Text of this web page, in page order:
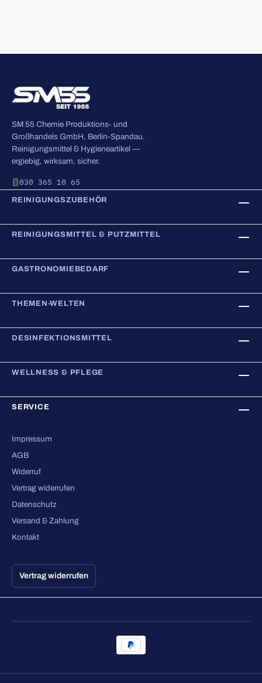
SM 55 Chemie Produktions- und
Großhandels GmbH, Berlin-Spandau.
Reinigungsmittel & Hygieneartikel —
ergiebig, wirksam, sicher.
030 365 10 65
REINIGUNGSZUBEHÖR
REINIGUNGSMITTEL & PUTZMITTEL
GASTRONOMIEBEDARF
THEMEN-WELTEN
DESINFEKTIONSMITTEL
WELLNESS & PFLEGE
SERVICE
Impressum
AGB
Widerruf
Vertrag widerrufen
Datenschutz
Versand & Zahlung
Kontakt
Vertrag widerrufen